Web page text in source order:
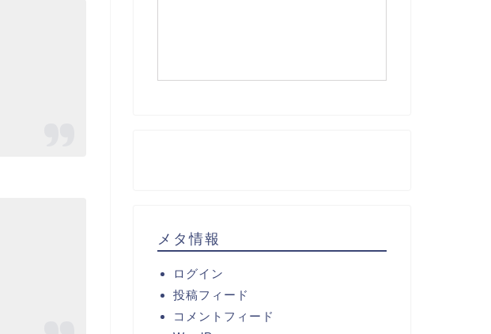
メタ情報
ログイン
投稿フィード
コメントフィード